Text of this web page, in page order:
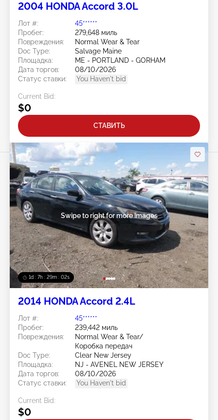
2004 HONDA Accord 3.0L
Лот #:
45******
Пробег:
279,648 миль
Повреждения:
Normal Wear & Tear
Doc Type:
Salvage Maine
Площадка:
ME - PORTLAND - GORHAM
Дата торгов:
08/10/2026
Статус ставки:
You Haven't bid
Current Bid:
$0
СТАВИТЬ
1d : 7h : 29m : 00s
Swipe to right for more images
2014 HONDA Accord 2.4L
Лот #:
45******
Пробег:
239,442 миль
Повреждения:
Normal Wear & Tear/
Коробка передач
Doc Type:
Clear New Jersey
Площадка:
NJ - AVENEL NEW JERSEY
Дата торгов:
08/10/2026
Статус ставки:
You Haven't bid
Current Bid:
$0